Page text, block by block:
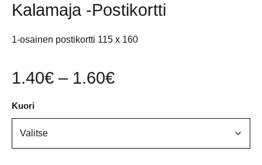
Kalamaja -postikortti
1-osainen postikortti 115 x 160
1.40€ – 1.60€
Kuori